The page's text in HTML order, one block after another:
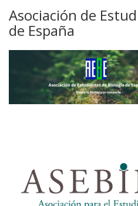
Asociación de
de España